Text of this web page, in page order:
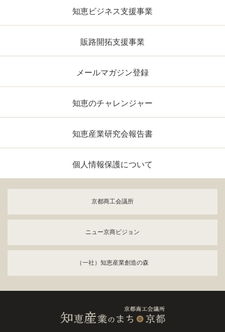
知恵ビジネス支援事業
販路開拓支援事業
メールマガジン登録
知恵のチャレンジャー
知恵産業研究会報告書
個人情報保護について
京都商工会議所
ニュー京商ビジョン
（一社）知恵産業創造の森